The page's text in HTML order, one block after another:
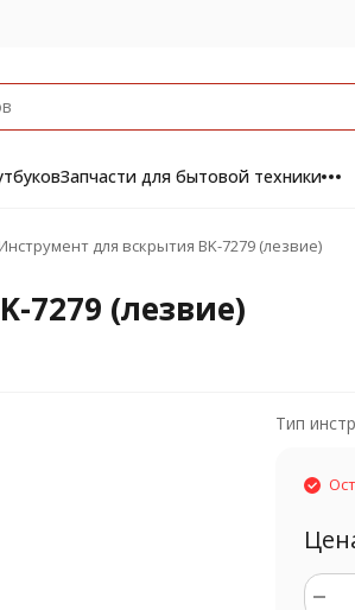
Запчасти для бытовой техники
Инструмент для вскрытия BK-7279 (лезвие)
7279 (лезвие)
Тип